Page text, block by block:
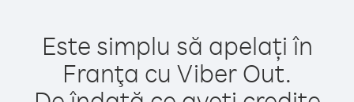
Este simplu să apelați în
Franţa cu Viber Out.